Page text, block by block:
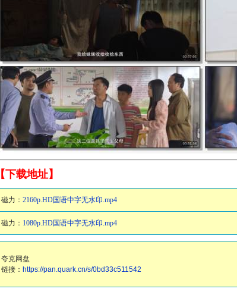
【下载地址】
磁力： 2160p.HD国语中字无水印.mp4
磁力： 1080p.HD国语中字无水印.mp4
夸克网盘
链接： https://pan.quark.cn/s/0bd33c511542